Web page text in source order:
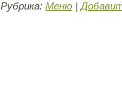
Рубрика: Меню |